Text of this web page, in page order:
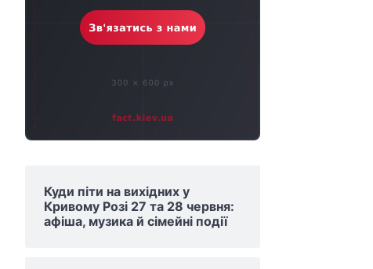
Куди піти на вихідних у
Кривому Розі 27 та 28 червня:
афіша, музика й сімейні події